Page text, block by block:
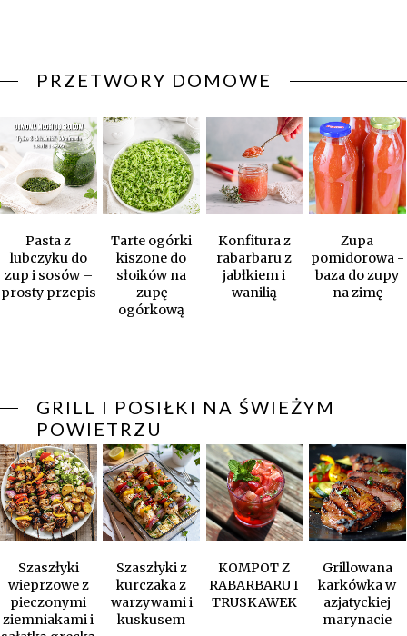
PRZETWORY DOMOWE
Pasta z
lubczyku do
zup i sosów –
prosty przepis
Tarte ogórki
kiszone do
słoików na
zupę
ogórkową
Konfitura z
rabarbaru z
jabłkiem i
wanilią
Zupa
pomidorowa -
baza do zupy
na zimę
GRILL I POSIŁKI NA ŚWIEŻYM
POWIETRZU
Szaszłyki
wieprzowe z
pieczonymi
ziemniakami i
Szaszłyki z
kurczaka z
warzywami i
kuskusem
KOMPOT Z
RABARBARU I
TRUSKAWEK
Grillowana
karkówka w
azjatyckiej
marynacie